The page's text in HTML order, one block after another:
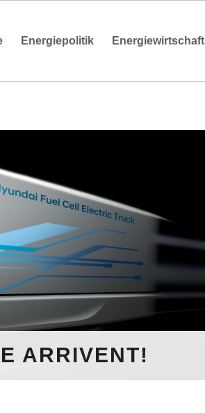
Energiepolitik Energiewirtschaft
ARRIVENT!